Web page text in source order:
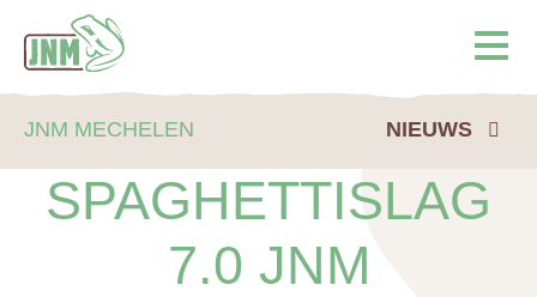
JNM MECHELEN NIEUWS
SPAGHETTISLAG
7.0 JNM